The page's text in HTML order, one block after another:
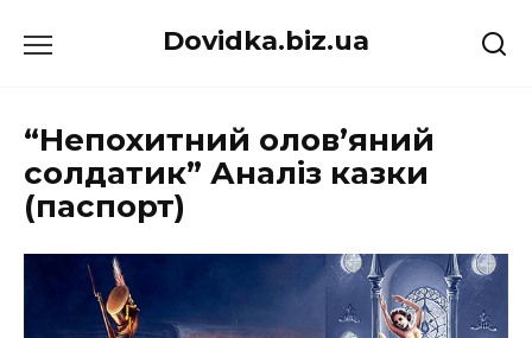
до
Dovidka.biz.ua
“Непохитний олов’яний
солдатик” Аналіз казки
(паспорт)